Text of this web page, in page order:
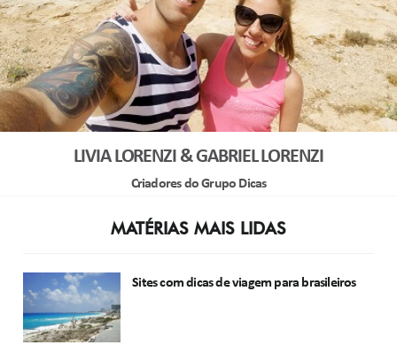
LIVIA LORENZI & GABRIEL LORENZI
Criadores do Grupo Dicas
MATÉRIAS MAIS LIDAS
Sites com dicas de viagem para brasileiros